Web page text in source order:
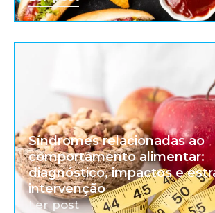
Síndromes relacionadas ao
comportamento alimentar:
diagnóstico, impactos e
intervenção
Ler post